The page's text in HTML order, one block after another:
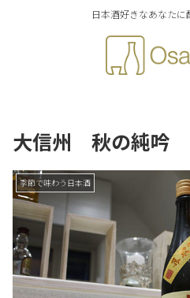
日本酒好きなあなた
大信州 秋の純吟
季節で味わう日本酒